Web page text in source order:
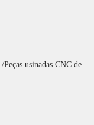
/Peças usinadas CNC de